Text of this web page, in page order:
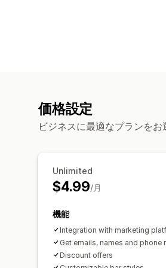
価格設定
ビジネスに最適なプランをお
Unlimited
$4.99/月
機能
Integration with marketing
Get emails, names and phone
Discount offers